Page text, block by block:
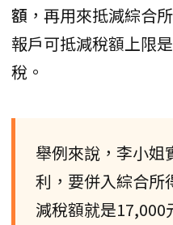
額 ，再用來抵減綜合
報戶可抵減稅額上限
稅。
舉例來說，李小姐
利，要併入綜合所
減稅額就是17,000